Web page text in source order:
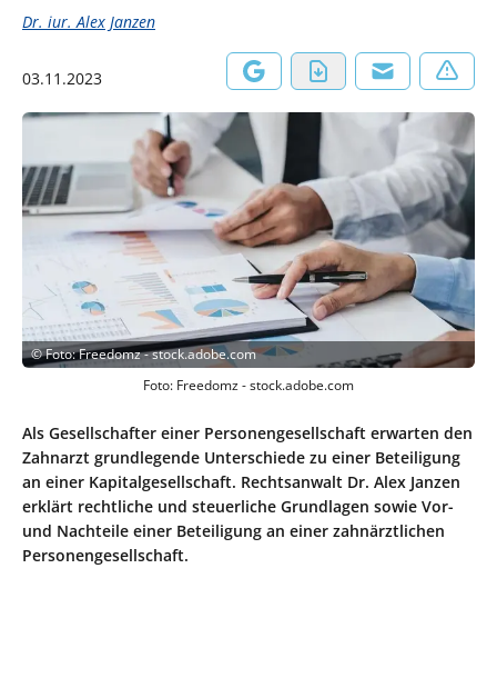
Dr. iur. Alex Janzen
03.11.2023
©Foto: Freedomz - stock.adobe.com
Foto: Freedomz - stock.adobe.com
Als Gesellschafter einer Personengesellschaft erwarten den
Zahnarzt grundlegende Unterschiede zu einer Beteiligung
an einer Kapitalgesellschaft. Rechtsanwalt Dr. Alex Janzen
erklärt rechtliche und steuerliche Grundlagen sowie Vor-
und Nachteile einer Beteiligung an einer zahnärztlichen
Personengesellschaft.